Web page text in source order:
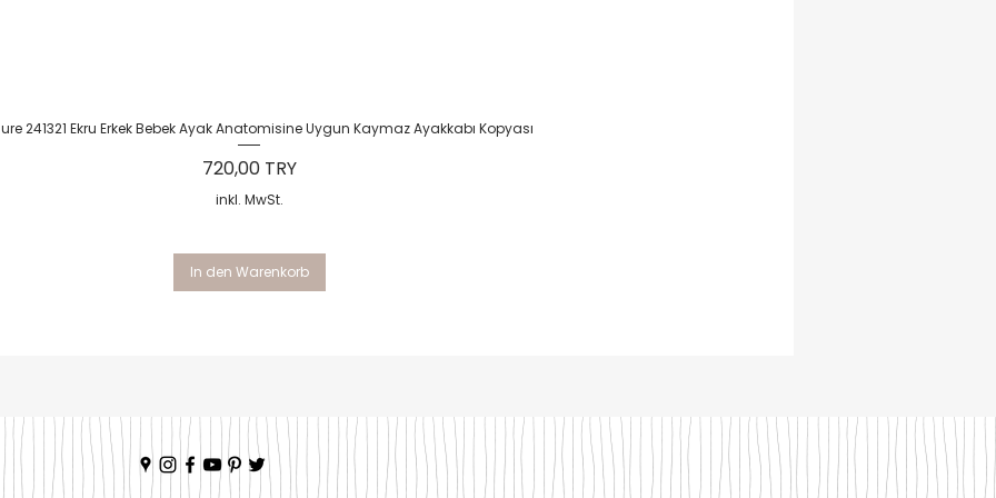
Schnellansicht
241321 Ekru Erkek Bebek Ayak Anatomisine Uygun Kaymaz Ayakkabı Kopyası
Preis
720,00 TRY
inkl. MwSt.
In den Warenkorb